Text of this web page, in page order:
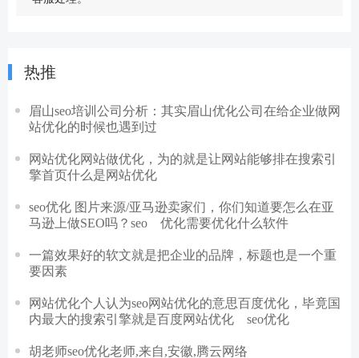
热推
眉山seo培训公司分析：其实眉山优化公司在给企业做网
站优化的时候也遇到过
网站优化网站做优化，为的就是让网站能够排在搜索引
擎首页什么是网站优化
seo优化 图片来源/亚马逊卖家们，你们知道要怎么在亚
马逊上做SEO吗？seo 优化需要优化什么软件
一篇效果好的软文就是把企业的品牌，标题也是一个重
要因素
网站优化个人认为seo网站优化的意思百度优化，毕竟国
内最大的搜索引擎就是百度网站优化 seo优化
胡老师seo优化老师,来自,安徽,腾云网络